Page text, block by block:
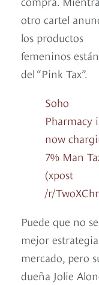
otro cartel
los productos
femeninos
del “Pink Tax”.
Soho
Pharmacy
now
7% Man
(xpost
/r/
Puede que no
mejor
mercado, pero
dueña Jolie